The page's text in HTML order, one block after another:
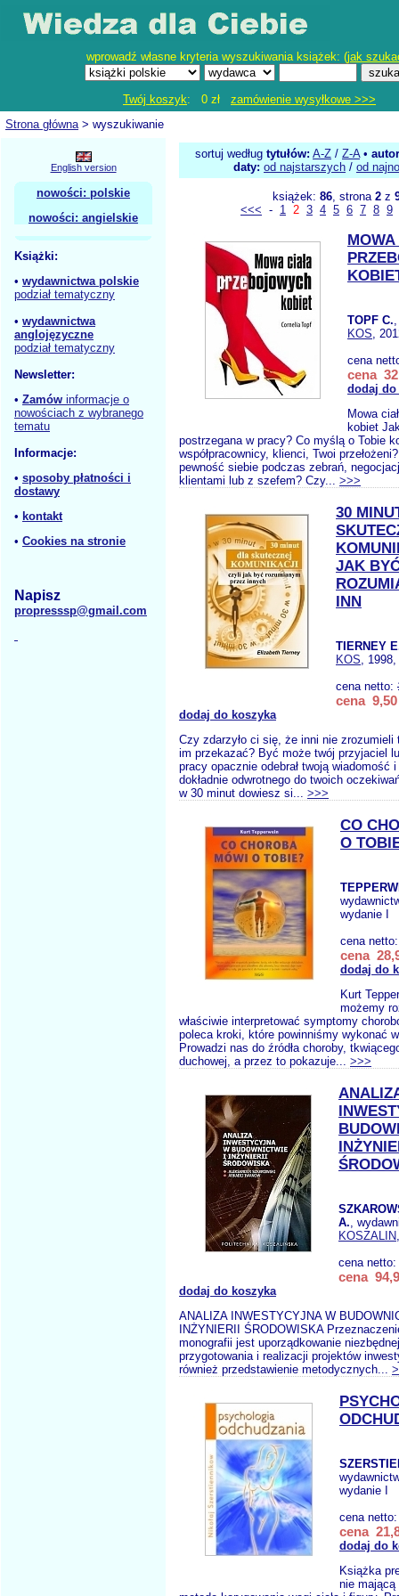
wprowadź własne kryteria wyszukiwania książek: (jak
Twój koszyk: 0 zł zamówienie wysyłkowe >>>
Strona główna> wyszukiwanie
English version
nowości: polskie
nowości: angielskie
Książki:
• wydawnictwa polskie
podział tematyczny
• wydawnictwa
anglojęzyczne
podział tematyczny
Newsletter:
• Zamów informacje o
nowościach z wybranego
tematu
Informacje:
• sposoby płatności i
dostawy
• kontakt
• Cookies na stronie
Napisz
propresssp@gmail.com
sortuj według tytułów: A-Z / Z-A•
daty: od najstarszych / od
książek: 86, strona 2z
<<< - 1 2 3 4 5 6 7 8 9
TOPF C.
KOS,
cena
cena
dodaj do
Mowa
kobiet
postrzegana w pracy? Co myślą o Tobie
współpracownicy, klienci, Twoi
pewność siebie podczas zebrań,
klientami lub z szefem? Czy... >>>
30
JAK
INN
TIERNEY
KOS,
cena netto:
cena 9,50
dodaj do koszyka
Czy zdarzyło ci się, że inni nie zrozumieli
im przekazać? Być może twój przyjaciel
pracy opacznie odebrał twoją wiadomość i
dokładnie odwrotnego do twoich
w 30 minut dowiesz si... >>>
CO
O
wydanie I
cena
cena
dodaj do
Kurt
możemy
właściwie interpretować symptomy
poleca kroki, które powinniśmy wykonać
Prowadzi nas do źródła choroby,
duchowej, a przez to pokazuje... >>>
A.,
KOSZALIN
cena netto:
cena
dodaj do koszyka
ANALIZA INWESTYCYJNA W
INŻYNIERII ŚRODOWISKA
monografii jest uporządkowanie
przygotowania i realizacji projektów
również przedstawienie metodycznych...
wydanie I
cena
cena
dodaj do
Książka
nie mającą